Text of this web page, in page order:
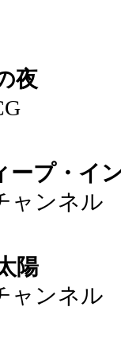
夜
プ・イ
ャンネル
陽
ャンネル